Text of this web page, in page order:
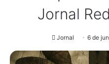
Jornal
Jornal 6 de